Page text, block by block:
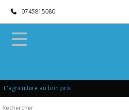
0745815080
L'agriculture au bon prix